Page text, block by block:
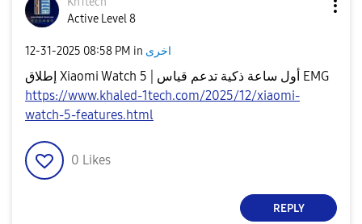
Active Level 8
‎12-31-2025 08:58 PM in اخرى
إطلاق Xiaomi Watch 5 | أول ساعة ذكية تدعم قياس EMG
https://www.khaled-1tech.com/2025/12/xiaomi-
watch-5-features.html
0 Likes
REPLY